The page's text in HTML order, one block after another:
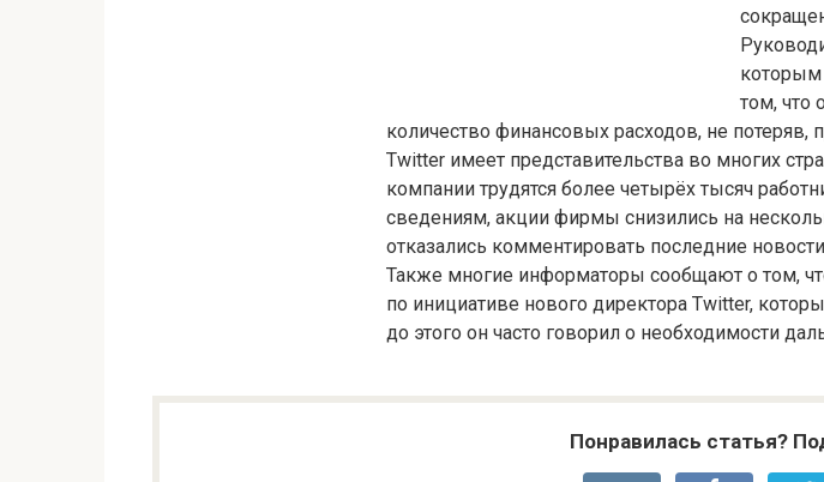
том, что
количество финансовых расходов, не
Twitter имеет представительства во многих
компании трудятся более четырёх тысяч
сведениям, акции фирмы снизились на
отказались комментировать последние
Также многие информаторы сообщают о том,
по инициативе нового директора Twitter,
до этого он часто говорил о необходимости
Понравилась статья?